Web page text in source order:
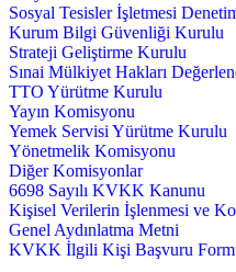
Sosyal Tesisler İşletmesi
Kurum Bilgi Güvenliği Kurulu
Strateji Geliştirme Kurulu
Sınai Mülkiyet Hakları
TTO Yürütme Kurulu
Yayın Komisyonu
Yemek Servisi Yürütme Kurulu
Yönetmelik Komisyonu
Diğer Komisyonlar
6698 Sayılı KVKK Kanunu
Kişisel Verilerin İşlenmesi ve
Genel Aydınlatma Metni
KVKK İlgili Kişi Başvuru